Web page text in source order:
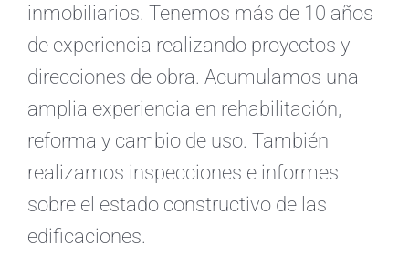
inmobiliarios. Tenemos más de 10 años
de experiencia realizando proyectos y
direcciones de obra. Acumulamos una
amplia experiencia en rehabilitación,
reforma y cambio de uso. También
realizamos inspecciones e informes
sobre el estado constructivo de las
edificaciones.